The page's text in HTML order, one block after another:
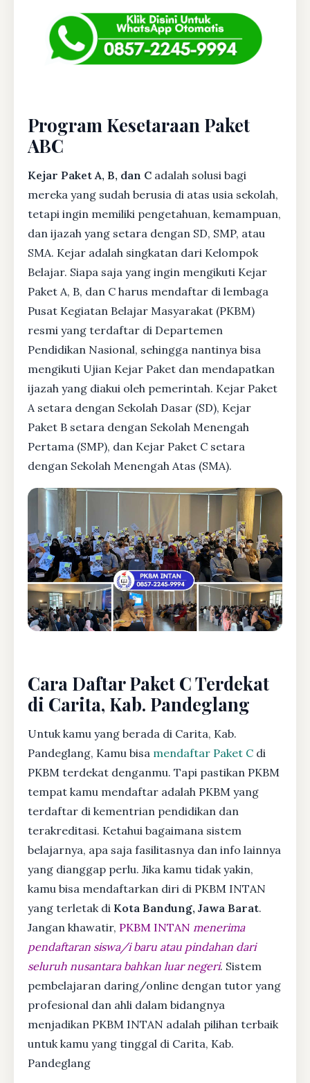
Program Kesetaraan Paket
ABC
Kejar Paket A, B, dan C adalah solusi bagi
mereka yang sudah berusia di atas usia sekolah,
tetapi ingin memiliki pengetahuan, kemampuan,
dan ijazah yang setara dengan SD, SMP, atau
SMA. Kejar adalah singkatan dari Kelompok
Belajar. Siapa saja yang ingin mengikuti Kejar
Paket A, B, dan C harus mendaftar di lembaga
Pusat Kegiatan Belajar Masyarakat (PKBM)
resmi yang terdaftar di Departemen
Pendidikan Nasional, sehingga nantinya bisa
mengikuti Ujian Kejar Paket dan mendapatkan
ijazah yang diakui oleh pemerintah. Kejar Paket
A setara dengan Sekolah Dasar (SD), Kejar
Paket B setara dengan Sekolah Menengah
Pertama (SMP), dan Kejar Paket C setara
dengan Sekolah Menengah Atas (SMA).
Cara Daftar Paket C Terdekat
di Carita, Kab. Pandeglang
Untuk kamu yang berada di Carita, Kab.
Pandeglang, Kamu bisa mendaftar Paket C di
PKBM terdekat denganmu. Tapi pastikan PKBM
tempat kamu mendaftar adalah PKBM yang
terdaftar di kementrian pendidikan dan
terakreditasi. Ketahui bagaimana sistem
belajarnya, apa saja fasilitasnya dan info lainnya
yang dianggap perlu. Jika kamu tidak yakin,
kamu bisa mendaftarkan diri di PKBM INTAN
yang terletak di Kota Bandung, Jawa Barat.
Jangan khawatir, PKBM INTAN menerima
pendaftaran siswa/i baru atau pindahan dari
seluruh nusantara bahkan luar negeri. Sistem
pembelajaran daring/online dengan tutor yang
profesional dan ahli dalam bidangnya
menjadikan PKBM INTAN adalah pilihan terbaik
untuk kamu yang tinggal di Carita, Kab.
Pandeglang